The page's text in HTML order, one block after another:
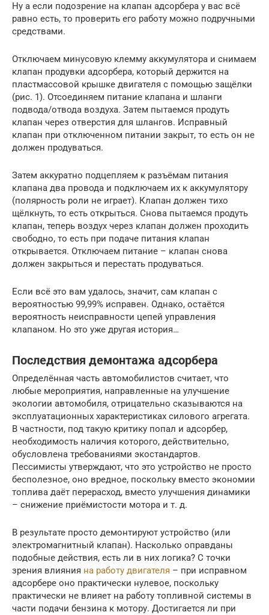
Ну а если подозрение на клапан адсорбера у вас всё
равно есть, то проверить его работу можно подручными
средствами.
Отключаем минусовую клемму аккумулятора и снимаем
клапан продувки адсорбера, который держится на
пластмассовой крышке двигателя с помощью защёлки
(рис. 1). Отсоединяем питание клапана и шланги
подвода/отвода воздуха. Затем пытаемся продуть
клапан через отверстия для шлангов. Исправный
клапан при отключенном питании закрыт, то есть он не
должен продуваться.
Затем аккуратно подцепляем к разъёмам питания
клапана два провода и подключаем их к аккумулятору
(полярность роли не играет). Клапан должен тихо
щёлкнуть, то есть открыться. Снова пытаемся продуть
клапан, теперь воздух через клапан должен проходить
свободно, то есть при подаче питания клапан
открывается. Отключаем питание – клапан снова
должен закрыться и перестать продуваться.
Если всё это вам удалось, значит, сам клапан с
вероятностью 99,99% исправен. Однако, остаётся
вероятность неисправности цепей управления
клапаном. Но это уже другая история…
Последствия демонтажа адсорбера
Определённая часть автомобилистов считает, что
любые мероприятия, направленные на улучшение
экологии автомобиля, отрицательно сказываются на
эксплуатационных характеристиках силового агрегата.
В частности, под такую критику попал и адсорбер,
необходимость наличия которого, действительно,
обусловлена требованиями экостандартов.
Пессимисты утверждают, что это устройство не просто
бесполезное, оно вредное, поскольку вместо экономии
топлива даёт перерасход, вместо улучшения динамики
– снижение приёмистости мотора и т. д.
В результате просто демонтируют устройство (или
электромагнитный клапан). Насколько оправданы
подобные действия, есть ли в них логика? С точки
зрения влияния на работу двигателя – при исправном
адсорбере оно практически нулевое, поскольку
практически не влияет на работу топливной системы в
части подачи бензина к мотору. Достигается ли при